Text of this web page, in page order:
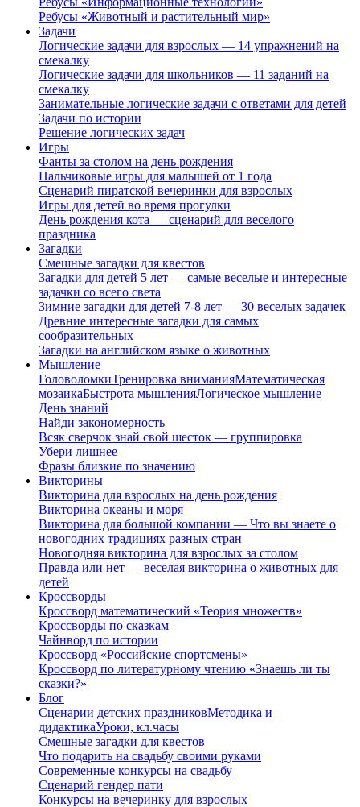
Ребусы «Животный и растительный мир»
Задачи
Логические задачи для взрослых — 14 упражнений на
смекалку
Логические задачи для школьников — 11 заданий на
смекалку
Занимательные логические задачи с ответами для детей
Задачи по истории
Решение логических задач
Игры
Фанты за столом на день рождения
Пальчиковые игры для малышей от 1 года
Сценарий пиратской вечеринки для взрослых
Игры для детей во время прогулки
День рождения кота — сценарий для веселого
праздника
Загадки
Смешные загадки для квестов
Загадки для детей 5 лет — самые веселые и интересные
задачки со всего света
Зимние загадки для детей 7-8 лет — 30 веселых задачек
Древние интересные загадки для самых
сообразительных
Загадки на английском языке о животных
Мышление
ГоловоломкиТренировка вниманияМатематическая
мозаикаБыстрота мышленияЛогическое мышление
День знаний
Найди закономерность
Всяк сверчок знай свой шесток — группировка
Убери лишнее
Фразы близкие по значению
Викторины
Викторина для взрослых на день рождения
Викторина океаны и моря
Викторина для большой компании — Что вы знаете о
новогодних традициях разных стран
Новогодняя викторина для взрослых за столом
Правда или нет — веселая викторина о животных для
детей
Кроссворды
Кроссворд математический «Теория множеств»
Кроссворды по сказкам
Чайнворд по истории
Кроссворд «Российские спортсмены»
Кроссворд по литературному чтению «Знаешь ли ты
сказки?»
Блог
Сценарии детских праздниковМетодика и
дидактикаУроки, кл.часы
Смешные загадки для квестов
Что подарить на свадьбу своими руками
Современные конкурсы на свадьбу
Сценарий гендер пати
Конкурсы на вечеринку для взрослых